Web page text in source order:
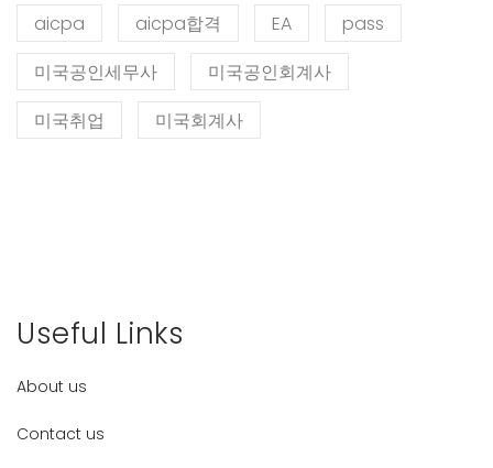
aicpa aicpa합격 EA
pass
미국공인세무사
미국공인회계사
미국취업
미국회계사
Useful Links
About us
Contact us